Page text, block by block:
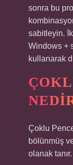
sonra bu
sabitleyin.
Windows +
kullanarak
Çoklu
bölünmüş
olanak tanır.